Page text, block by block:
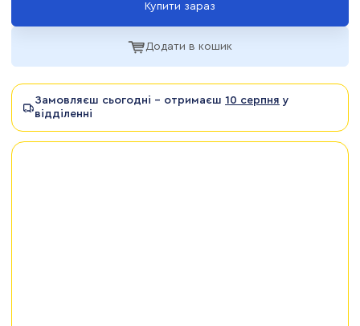
Додати в кошик
Замовляєш сьогодні - отримаєш 10 серпня у
відділенні
Купити зараз